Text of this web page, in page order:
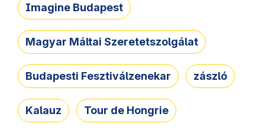
Imagine Budapest
Magyar Máltai Szeretetszolgálat
Budapesti Fesztiválzenekar zászló
Kalauz Tour de Hongrie